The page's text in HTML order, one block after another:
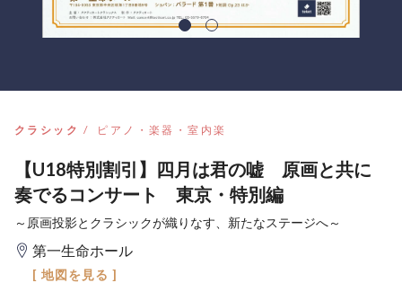
クラシック ピアノ・楽器・室内楽
【U18特別割引】四月は君の嘘 原画と共に
奏でるコンサート 東京・特別編
～原画投影とクラシックが織りなす、新たなステージへ～
第一生命ホール
[ 地図を見る ]